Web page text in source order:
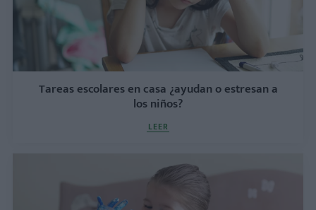
Tareas escolares en casa ¿ayudan o estresan a
los niños?
LEER